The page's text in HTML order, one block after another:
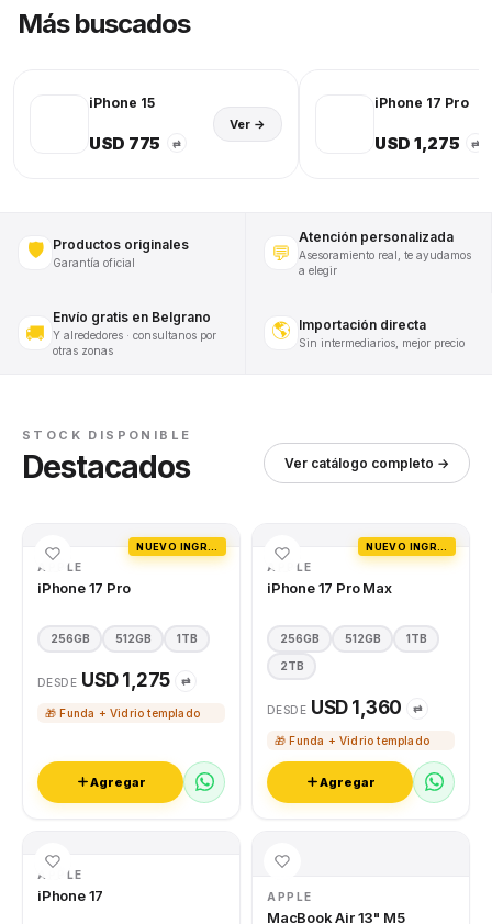
Más buscados
iPhone 15
USD 775 ⇄
Ver →
iPhone 17 Pro
USD 1,275 ⇄
🛡️ Productos originales
Garantía oficial 💬
Atención personalizada
Asesoramiento real, te ayudamos
a elegir
🚚
Envío gratis en Belgrano
Y alrededores · consultanos por
otras zonas
🌎 Importación directa
Sin intermediarios, mejor precio
STOCK DISPONIBLE
Destacados Ver catálogo completo →
APPLE
iPhone 17 Pro
256GB 512GB 1TB
DESDE USD 1,275 ⇄
🎁 Funda + Vidrio templado
Agregar
APPLE
iPhone 17 Pro Max
256GB 512GB 1TB
2TB
DESDE USD 1,360 ⇄
🎁 Funda + Vidrio templado
Agregar
APPLE
iPhone 17 APPLE
MacBook Air 13" M5